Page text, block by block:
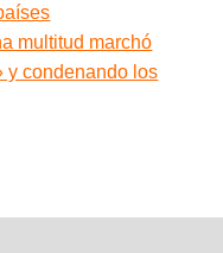
multitud marchó
y condenando los